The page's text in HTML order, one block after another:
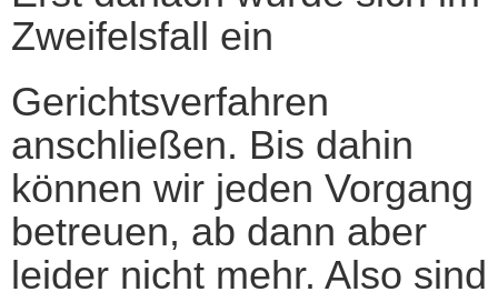
Zweifelsfall ein
Gerichtsverfahren
anschließen. Bis dahin
können wir jeden Vorgang
betreuen, ab dann aber
leider nicht mehr. Also sind